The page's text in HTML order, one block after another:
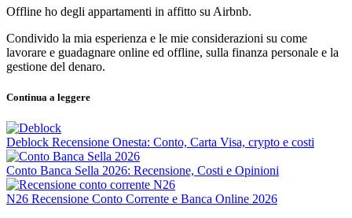
Offline ho degli appartamenti in affitto su Airbnb.
Condivido la mia esperienza e le mie considerazioni su come
lavorare e guadagnare online ed offline, sulla finanza personale e la
gestione del denaro.
Continua a leggere
Deblock Recensione Onesta: Conto, Carta Visa, crypto e costi
Conto Banca Sella 2026: Recensione, Costi e Opinioni
N26 Recensione Conto Corrente e Banca Online 2026